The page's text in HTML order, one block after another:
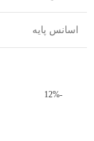
اسانس پایه
-12%